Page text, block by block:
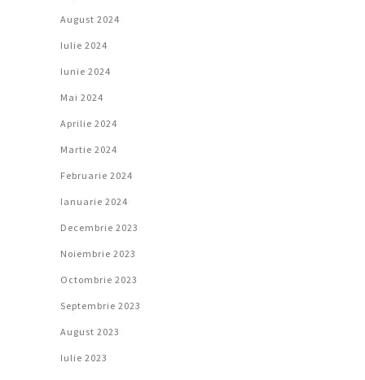
August 2024
Iulie 2024
Iunie 2024
Mai 2024
Aprilie 2024
Martie 2024
Februarie 2024
Ianuarie 2024
Decembrie 2023
Noiembrie 2023
Octombrie 2023
Septembrie 2023
August 2023
Iulie 2023